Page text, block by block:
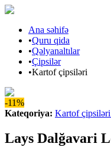
Ana səhifə
•Quru qida
•Qəlyanaltılar
•Çipsilər
•Kartof çipsiləri
-11%
Kateqoriya: Kartof çipsiləri
Lays Dalğavari